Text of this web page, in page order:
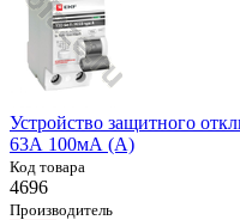
Устройство защитного
63А 100мА (A)
Код товара
4696
Производитель